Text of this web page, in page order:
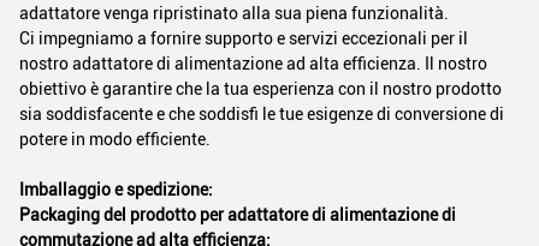
adattatore venga ripristinato alla sua piena funzionalità.
Ci impegniamo a fornire supporto e servizi eccezionali per il
nostro adattatore di alimentazione ad alta efficienza. Il nostro
obiettivo è garantire che la tua esperienza con il nostro prodotto
sia soddisfacente e che soddisfi le tue esigenze di conversione di
potere in modo efficiente.
Imballaggio e spedizione:
Packaging del prodotto per adattatore di alimentazione di
commutazione ad alta efficienza: